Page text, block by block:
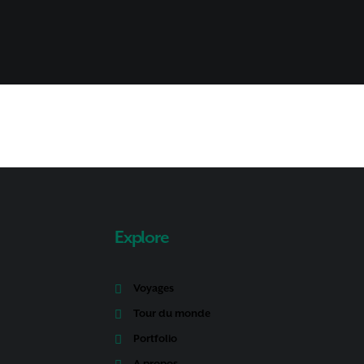
Explore
Voyages
Tour du monde
Portfolio